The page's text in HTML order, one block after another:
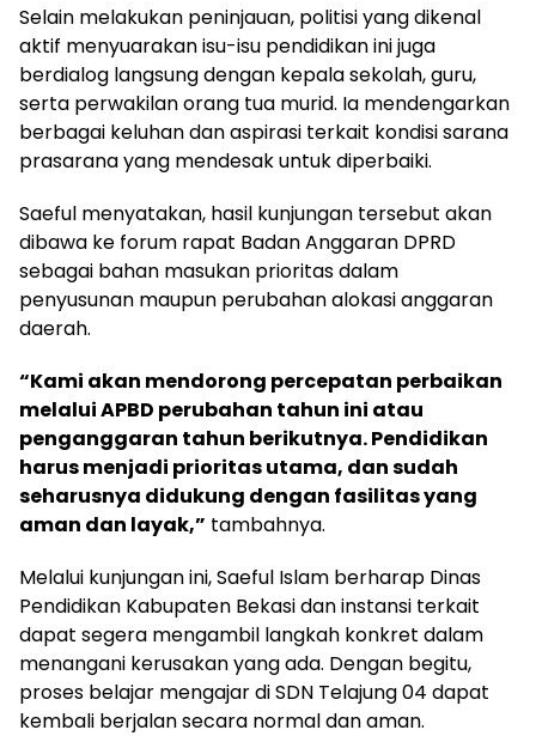
Selain melakukan peninjauan, politisi yang dikenal
aktif menyuarakan isu-isu pendidikan ini juga
berdialog langsung dengan kepala sekolah, guru,
serta perwakilan orang tua murid. Ia mendengarkan
berbagai keluhan dan aspirasi terkait kondisi sarana
prasarana yang mendesak untuk diperbaiki.
Saeful menyatakan, hasil kunjungan tersebut akan
dibawa ke forum rapat Badan Anggaran DPRD
sebagai bahan masukan prioritas dalam
penyusunan maupun perubahan alokasi anggaran
daerah.
“Kami akan mendorong percepatan perbaikan
melalui APBD perubahan tahun ini atau
penganggaran tahun berikutnya. Pendidikan
harus menjadi prioritas utama, dan sudah
seharusnya didukung dengan fasilitas yang
aman dan layak,” tambahnya.
Melalui kunjungan ini, Saeful Islam berharap Dinas
Pendidikan Kabupaten Bekasi dan instansi terkait
dapat segera mengambil langkah konkret dalam
menangani kerusakan yang ada. Dengan begitu,
proses belajar mengajar di SDN Telajung 04 dapat
kembali berjalan secara normal dan aman.